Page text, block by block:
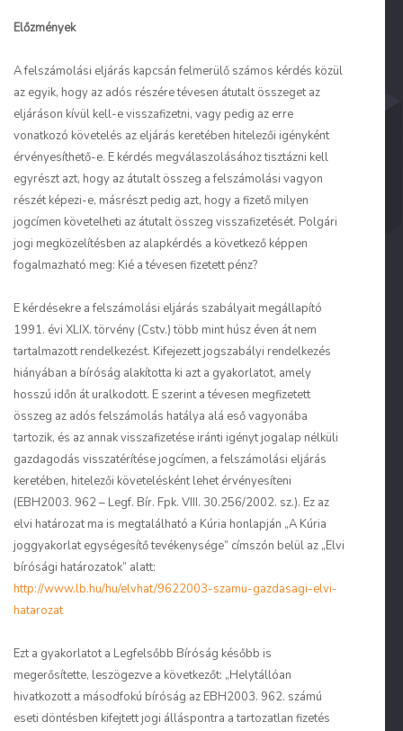
Előzmények
A felszámolási eljárás kapcsán felmerülő számos kérdés közül
az egyik, hogy az adós részére tévesen átutalt összeget az
eljáráson kívül kell-e visszafizetni, vagy pedig az erre
vonatkozó követelés az eljárás keretében hitelezői igényként
érvényesíthető-e. E kérdés megválaszolásához tisztázni kell
egyrészt azt, hogy az átutalt összeg a felszámolási vagyon
részét képezi-e, másrészt pedig azt, hogy a fizető milyen
jogcímen követelheti az átutalt összeg visszafizetését. Polgári
jogi megközelítésben az alapkérdés a következő képpen
fogalmazható meg: Kié a tévesen fizetett pénz?
E kérdésekre a felszámolási eljárás szabályait megállapító
1991. évi XLIX. törvény (Cstv.) több mint húsz éven át nem
tartalmazott rendelkezést. Kifejezett jogszabályi rendelkezés
hiányában a bíróság alakította ki azt a gyakorlatot, amely
hosszú időn át uralkodott. E szerint a tévesen megfizetett
összeg az adós felszámolás hatálya alá eső vagyonába
tartozik, és az annak visszafizetése iránti igényt jogalap nélküli
gazdagodás visszatérítése jogcímen, a felszámolási eljárás
keretében, hitelezői követelésként lehet érvényesíteni
(EBH2003. 962 – Legf. Bír. Fpk. VIII. 30.256/2002. sz.). Ez az
elvi határozat ma is megtalálható a Kúria honlapján „A Kúria
joggyakorlat egységesítő tevékenysége” címszón belül az „Elvi
bírósági határozatok” alatt:
http://www.lb.hu/hu/elvhat/9622003-szamu-gazdasagi-elvi-
hatarozat
Ezt a gyakorlatot a Legfelsőbb Bíróság később is
megerősítette, leszögezve a következőt: „Helytállóan
hivatkozott a másodfokú bíróság az EBH2003. 962. számú
eseti döntésben kifejtett jogi álláspontra a tartozatlan fizetés